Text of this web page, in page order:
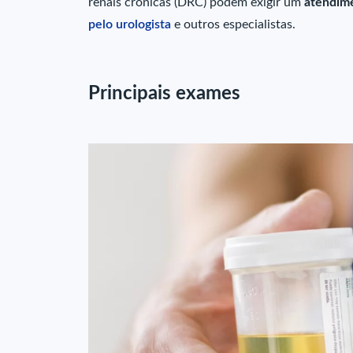
renais crônicas (DRC) podem exigir um
pelo urologista e outros especialistas.
Principais exames